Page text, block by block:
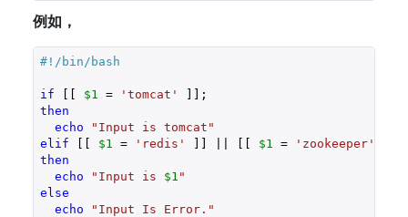
例如，
if [[ $1 = 'tomcat'
then
echo
"Input is tomcat"
elif [[ $1 = 'redis' ]] || [[ $1 = 'zookeeper'
then
echo
"Input is $1 "
else
echo
"Input Is Error."